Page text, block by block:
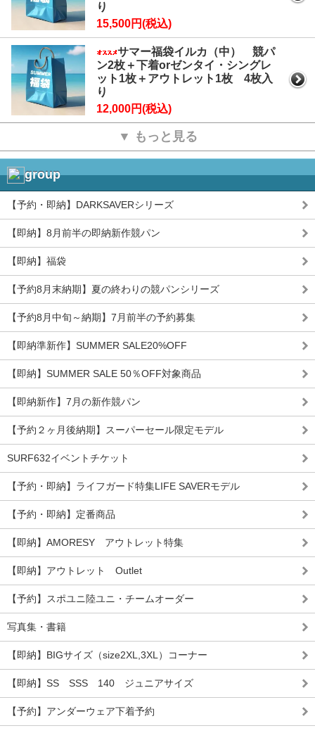
り
15,500円(税込)
サマー福袋イルカ（中） 競パ
ン2枚＋下着orゼンタイ・シングレ
ット1枚＋アウトレット1枚 4枚入
り
12,000円(税込)
▼ もっと見る
group
【予約・即納】DARKSAVERシリーズ
【即納】8月前半の即納新作競パン
【即納】福袋
【予約8月末納期】夏の終わりの競パンシリーズ
【予約8月中旬～納期】7月前半の予約募集
【即納準新作】SUMMER SALE20%OFF
【即納】SUMMER SALE 50％OFF対象商品
【即納新作】7月の新作競パン
【予約２ヶ月後納期】スーパーセール限定モデル
SURF632イベントチケット
【予約・即納】ライフガード特集LIFE SAVERモデル
【予約・即納】定番商品
【即納】AMORESY アウトレット特集
【即納】アウトレット Outlet
【予約】スポユニ陸ユニ・チームオーダー
写真集・書籍
【即納】BIGサイズ（size2XL,3XL）コーナー
【即納】SS SSS 140 ジュニアサイズ
【予約】アンダーウェア下着予約